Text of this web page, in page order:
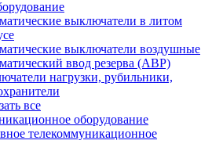
выключатели в литом
выключатели воздушные
ввод резерва (АВР)
нагрузки, рубильники,
все
оборудование
телекоммуникационное